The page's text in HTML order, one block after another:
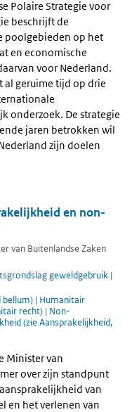
Polaire Strategie voor
beschrijft de
poolgebieden op het
en economische
voor Nederland.
al geruime tijd op drie
onderzoek. De strategie
jaren betrokken wil
zijn doelen
en non-
van Buitenlandse Zaken
geweldgebruik |
bellum) | Humanitair
recht) | Non-
(zie Aansprakelijkheid,
Minister van
over zijn standpunt
van
en het verlenen van